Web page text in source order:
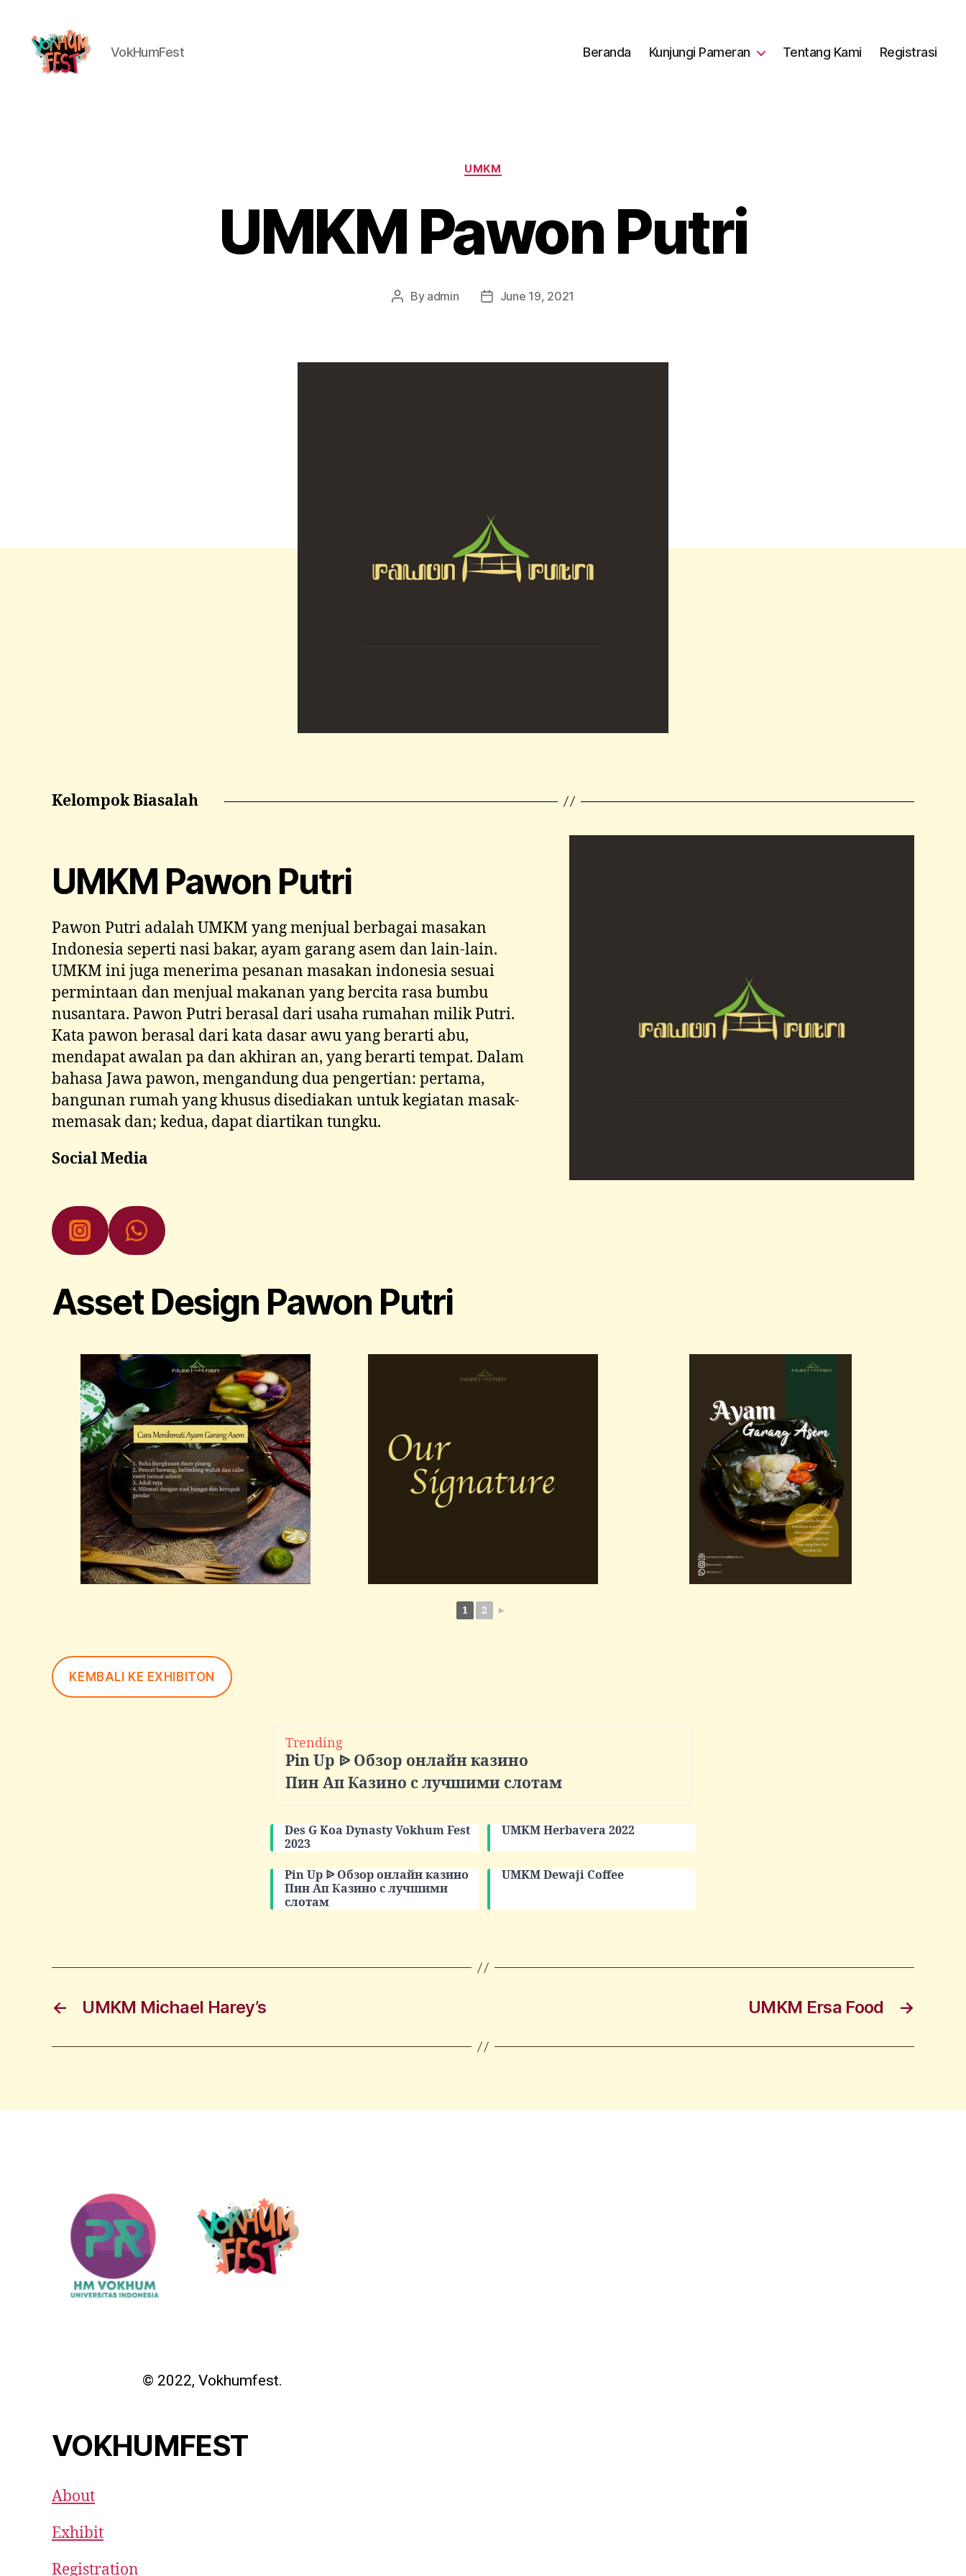
VokHumFest Beranda Kunjungi Pameran Tentang Kami Registrasi
UMKM
UMKM Pawon Putri
By admin June 19, 2021
Kelompok Biasalah
UMKM Pawon Putri
Pawon Putri adalah UMKM yang menjual berbagai masakan
Indonesia seperti nasi bakar, ayam garang asem dan lain-lain.
UMKM ini juga menerima pesanan masakan indonesia sesuai
permintaan dan menjual makanan yang bercita rasa bumbu
nusantara. Pawon Putri berasal dari usaha rumahan milik Putri.
Kata pawon berasal dari kata dasar awu yang berarti abu,
mendapat awalan pa dan akhiran an, yang berarti tempat. Dalam
bahasa Jawa pawon, mengandung dua pengertian: pertama,
bangunan rumah yang khusus disediakan untuk kegiatan masak-
memasak dan; kedua, dapat diartikan tungku.
Social Media
Asset Design Pawon Putri
1 2 ►
KEMBALI KE EXHIBITON
Trending
Pin Up ᐉ Обзор онлайн казино
Пин Ап Казино с лучшими слотам
Des G Koa Dynasty Vokhum Fest
2023
UMKM Herbavera 2022
Pin Up ᐉ Обзор онлайн казино
Пин Ап Казино с лучшими
слотам
UMKM Dewaji Coffee
← UMKM Michael Harey’s →
UMKM Ersa Food
© 2022, Vokhumfest.
VOKHUMFEST
About
Exhibit
Registration